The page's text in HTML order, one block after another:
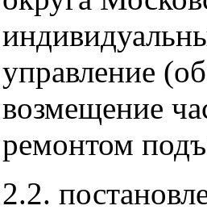
управление
возмещение
ремонтом
2.2.